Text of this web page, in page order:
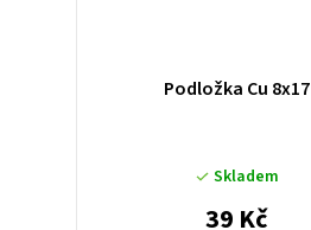
Podložka Cu 8x17
Skladem
39 Kč